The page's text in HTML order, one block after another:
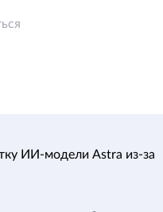
ИИ-модели Astra из-за